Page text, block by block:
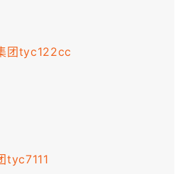
团tyc122cc
tyc7111